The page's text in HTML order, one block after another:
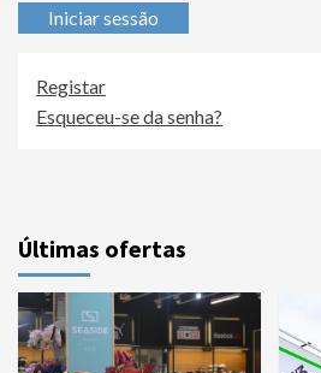
Iniciar sessão
Registar
Esqueceu-se da senha?
Últimas ofertas